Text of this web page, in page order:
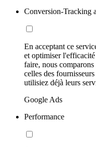
Conversion-Tracking
En acceptant ce
et optimiser
faire, nous
celles des
utilisiez déjà leurs
Google Ads
Performance